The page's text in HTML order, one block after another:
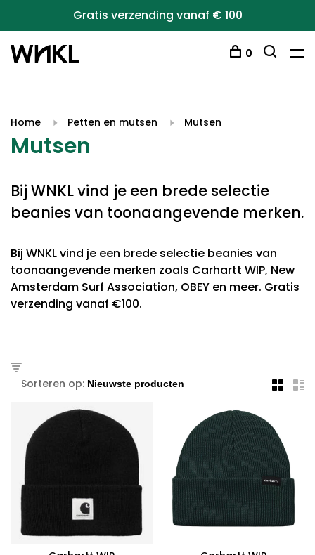
Gratis verzending vanaf € 100
0
Home Petten en mutsen Mutsen
Mutsen
Bij WNKL vind je een brede selectie
beanies van toonaangevende merken.
Bij WNKL vind je een brede selectie beanies van
toonaangevende merken zoals Carhartt WIP, New
Amsterdam Surf Association, OBEY en meer. Gratis
verzending vanaf €100.
Sorteren op: